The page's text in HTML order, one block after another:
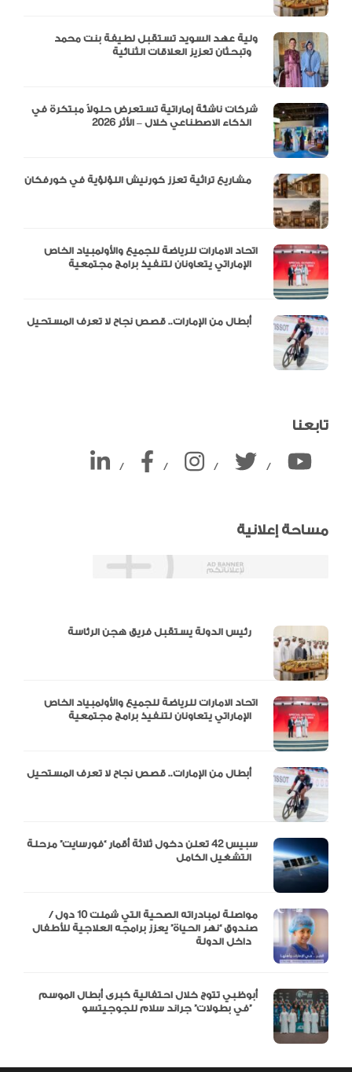
ولية عهد السويد تستقبل لطيفة بنت محمد
شركات ناشئة إماراتية تستعرض حلولاً مبتكرة في
اتحاد الامارات للرياضة للجميع والأولمبياد الخاص
تابعنا
/ / / /
مساحة إعلانية
اتحاد الامارات للرياضة للجميع والأولمبياد الخاص
سبيس 42 تعلن دخول ثلاثة أقمار “فورسايت” مرحلة
مواصلة لمبادراته الصحية التي شملت 10 دول /
صندوق “نهر الحياة” يعزز برامجه العلاجية للأطفال
أبوظبي تتوج خلال احتفالية كبرى أبطال الموسم
في بطولات” جراند سلام للجوجيتسو”